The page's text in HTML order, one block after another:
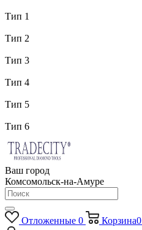
Тип 1
Тип 2
Тип 3
Тип 4
Тип 5
Тип 6
Ваш город
Комсомольск-на-Амуре
Отложенные 0 Корзина0